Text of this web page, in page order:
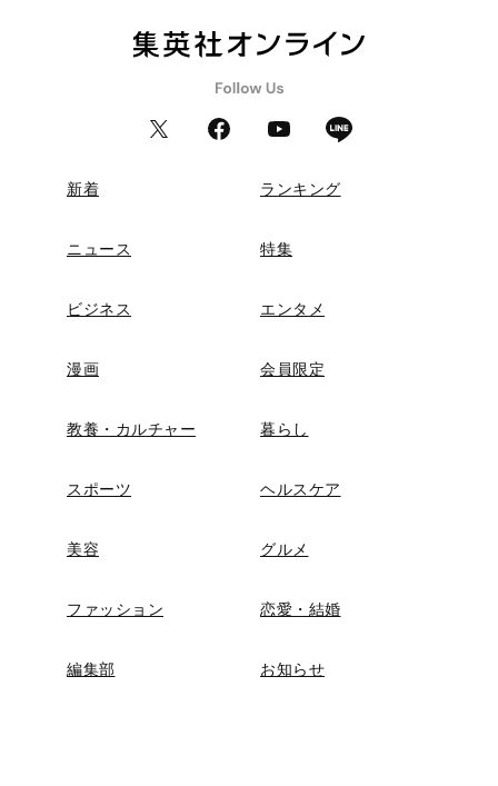
新着 ランキング
ニュース 特集
ビジネス エンタメ
漫画 会員限定
教養・カルチャー 暮らし
スポーツ ヘルスケア
美容 グルメ
ファッション 恋愛・結婚
編集部 お知らせ